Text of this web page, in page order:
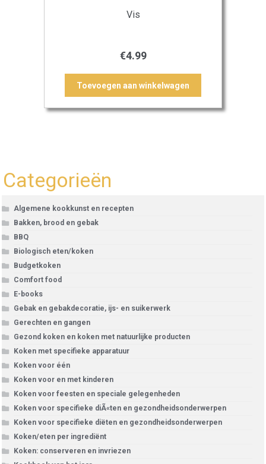
Vis
€4.99
Toevoegen aan winkelwagen
Categorieën
Algemene kookkunst en recepten
Bakken, brood en gebak
BBQ
Biologisch eten/koken
Budgetkoken
Comfort food
E-books
Gebak en gebakdecoratie, ijs- en suikerwerk
Gerechten en gangen
Gezond koken en koken met natuurlijke producten
Koken met specifieke apparatuur
Koken voor één
Koken voor en met kinderen
Koken voor feesten en speciale gelegenheden
Koken voor specifieke diÃ«ten en gezondheidsonderwerpen
Koken voor specifieke diëten en gezondheidsonderwerpen
Koken/eten per ingrediënt
Koken: conserveren en invriezen